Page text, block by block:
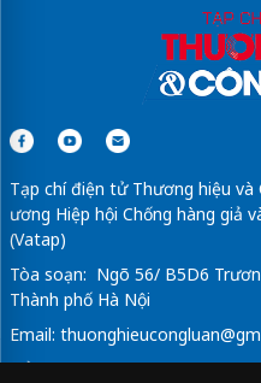
Tạp chí điện tử Thương hiệu và
ương Hiệp hội Chống hàng giả
(Vatap)
Tòa soạn: Ngõ 56/ B5D6
Thành phố Hà Nội
Email:
Tổng Biên Tập: Vũ Đức Thuận